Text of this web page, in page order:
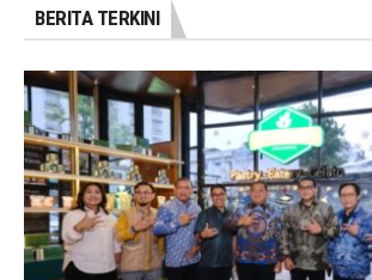
BERITA TERKINI